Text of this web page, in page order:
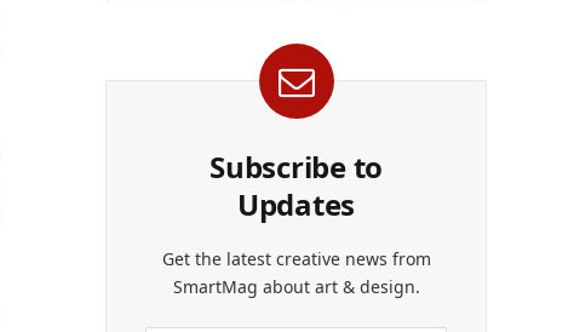
Subscribe to
Updates
Get the latest creative news from
SmartMag about art & design.